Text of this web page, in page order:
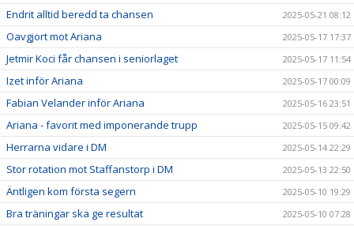
Endrit alltid beredd ta chansen 2025-05-21 08:12
Oavgjort mot Ariana 2025-05-17 17:37
Jetmir Koci får chansen i seniorlaget 2025-05-17 11:54
Izet inför Ariana 2025-05-17 00:09
Fabian Velander inför Ariana 2025-05-16 23:51
Ariana - favorit med imponerande trupp 2025-05-15 09:42
Herrarna vidare i DM 2025-05-14 22:29
Stor rotation mot Staffanstorp i DM 2025-05-13 22:50
Äntligen kom första segern 2025-05-10 19:29
Bra träningar ska ge resultat 2025-05-10 07:28